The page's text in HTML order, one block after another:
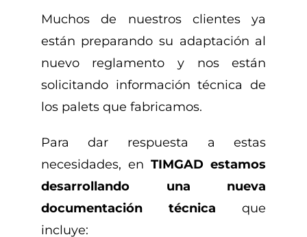
Muchos de nuestros clientes ya
están preparando su adaptación al
nuevo reglamento y nos están
solicitando información técnica de
los palets que fabricamos.
Para dar respuesta a estas
necesidades, enTIMGAD estamos
desarrollando una nueva
documentación técnica que
incluye: